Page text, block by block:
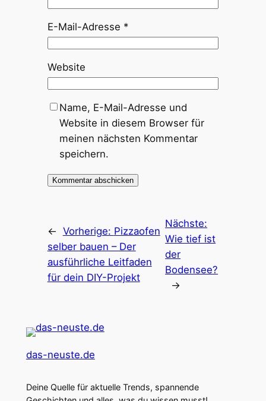
E-Mail-Adresse *
Website
Name, E-Mail-Adresse und
Website in diesem Browser für
meinen nächsten Kommentar
speichern.
← Vorherige: Pizzaofen
selber bauen – Der
ausführliche Leitfaden
für dein DIY-Projekt
Nächste:
Wie tief ist
der
Bodensee?
→
das-neuste.de
Deine Quelle für aktuelle Trends, spannende